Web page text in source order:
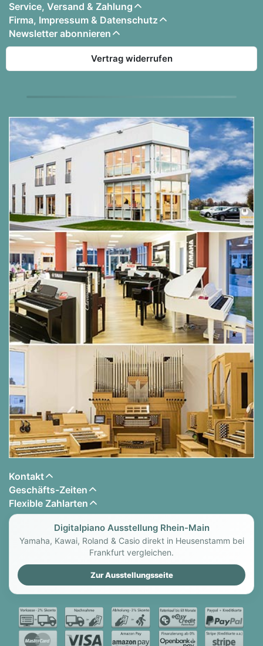
Service, Versand & Zahlung
Firma, Impressum & Datenschutz
Newsletter abonnieren
Vertrag widerrufen
Kontakt
Geschäfts-Zeiten
Flexible Zahlarten
Digitalpiano Ausstellung Rhein-Main
Yamaha, Kawai, Roland & Casio direkt in Heusenstamm bei
Frankfurt vergleichen.
Zur Ausstellungsseite